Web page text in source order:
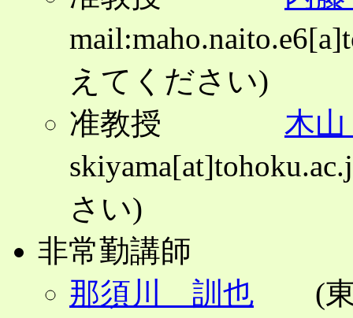
えてください)
准教授 木
さい)
非常勤講師
那須川 訓也 (東